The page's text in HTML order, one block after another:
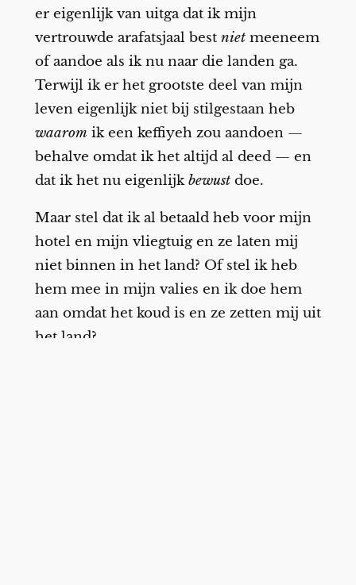
er eigenlijk van uitga dat ik mijn
vertrouwde arafatsjaal best nietmeeneem
of aandoe als ik nu naar die landen ga.
Terwijl ik er het grootste deel van mijn
leven eigenlijk niet bij stilgestaan heb
waaromik een keffiyeh zou aandoen —
behalve omdat ik het altijd al deed — en
dat ik het nu eigenlijkbewustdoe.
Maar stel dat ik al betaald heb voor mijn
hotel en mijn vliegtuig en ze laten mij
niet binnen in het land? Of stel ik heb
hem mee in mijn valies en ik doe hem
aan omdat het koud is en ze zetten mij uit
het land?